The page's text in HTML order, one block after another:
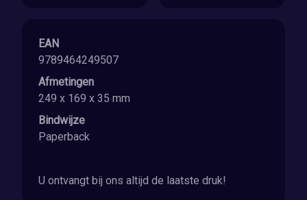
EAN
9789464249507
Afmetingen
249 x 169 x 35 mm
Bindwijze
Paperback
U ontvangt bij ons altijd de laatste druk!